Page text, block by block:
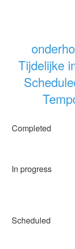
Tijdelijke
Completed
In progress
Scheduled